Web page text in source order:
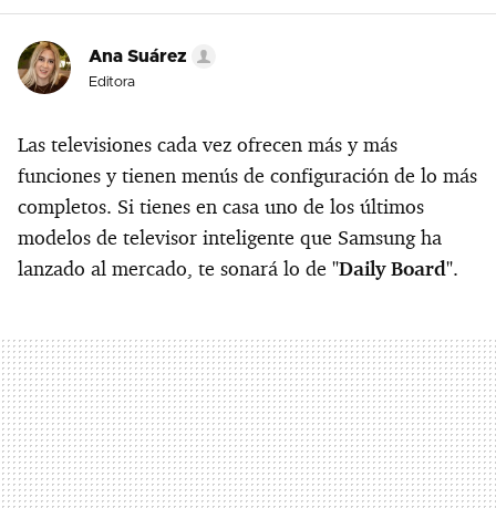
Ana Suárez
Editora
Las televisiones cada vez ofrecen más y más
funciones y tienen menús de configuración de lo más
completos. Si tienes en casa uno de los últimos
modelos de televisor inteligente que Samsung ha
lanzado al mercado, te sonará lo de "Daily Board".